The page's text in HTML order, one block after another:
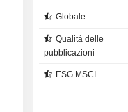
Globale
Qualità delle
pubblicazioni
ESG MSCI